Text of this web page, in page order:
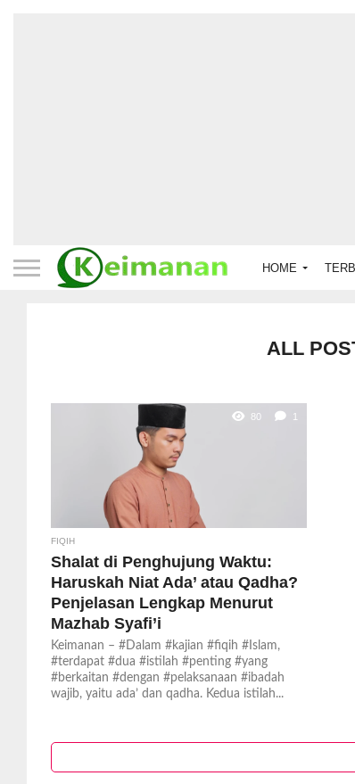
HOME
ALL
80 1
FIQIH
Shalat di Penghujung Waktu:
Haruskah Niat Ada’ atau Qadha?
Penjelasan Lengkap Menurut
Mazhab Syafi’i
Keimanan – #Dalam #kajian #fiqih #Islam,
#terdapat #dua #istilah #penting #yang
#berkaitan #dengan #pelaksanaan #ibadah
wajib, yaitu ada’ dan qadha. Kedua istilah...